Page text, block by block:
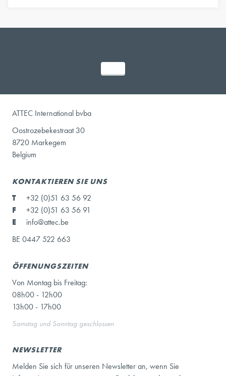
ATTEC International bvba
Oostrozebekestraat 30
8720 Markegem
Belgium
KONTAKTIEREN SIE UNS
T
+32 (0)51 63 56 92
F
+32 (0)51 63 56 91
E
info@attec.be
BE 0447 522 663
ÖFFENUNGSZEITEN
Von Montag bis Freitag:
08h00 - 12h00
13h00 - 17h00
Samstag und Sonntag geschlossen
NEWSLETTER
Melden Sie sich für unseren Newsletter an, wenn Sie